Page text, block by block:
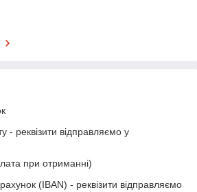
- реквізити відправляємо у
при отриманні)
(IBAN) - реквізити відправляємо